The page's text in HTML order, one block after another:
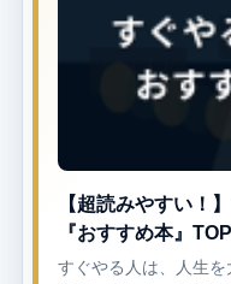
【超読みやすい！
『おすすめ本』
すぐやる人は、人生